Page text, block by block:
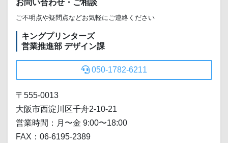
お問い合わせ・ご相談
ご不明点や疑問点などお気軽にご連絡ください
キングプリンターズ
営業推進部 デザイン課
050-1782-6211
〒555-0013
大阪市西淀川区千舟2-10-21
営業時間：月〜金 9:00〜18:00
FAX：06-6195-2389